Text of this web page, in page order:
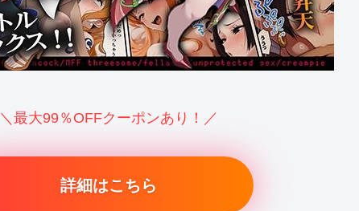
＼最大99％OFFクーポンあり！／
詳細はこちら